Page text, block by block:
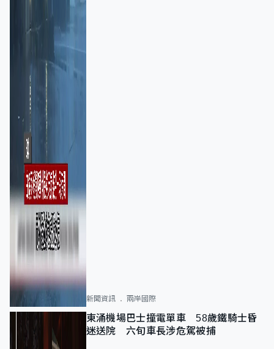
新聞資訊 兩岸國際
東涌機場巴士撞電單車 58歲鐵騎士昏
迷送院 六旬車長涉危駕被捕